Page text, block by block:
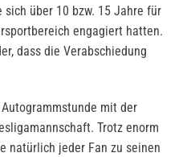
über 10 bzw. 15 Jahre für
engagiert hatten.
dass die Verabschiedung
mit der
Trotz enorm
natürlich jeder Fan zu seinen